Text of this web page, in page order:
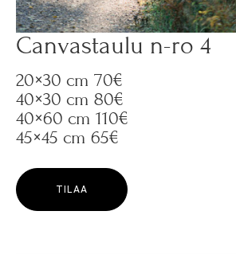
Canvastaulu n-ro 4
20×30 cm 70€
40×30 cm 80€
40×60 cm 110€
45×45 cm 65€
TILAA